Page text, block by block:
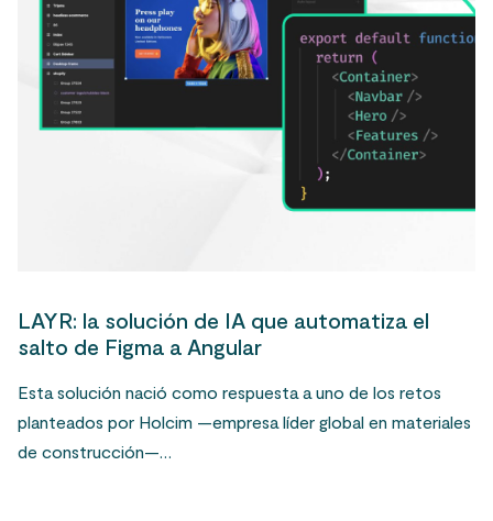
LAYR: la solución de IA que automatiza el
salto de Figma a Angular
Esta solución nació como respuesta a uno de los retos
planteados por Holcim —empresa líder global en materiales
de construcción—…